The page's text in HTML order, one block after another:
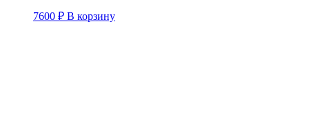
7600 ₽ В корзину